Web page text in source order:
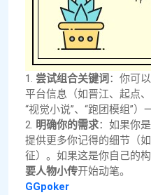
1. 尝试组合关键词 ：你可
平台信息（如晋江、起点
“视觉小说”、“跑团模组”）
2. 明确你的需求：如果你
提供更多你记得的细节（
征）。如果这是你自己的
要人物小传开始动笔。
GGpoker